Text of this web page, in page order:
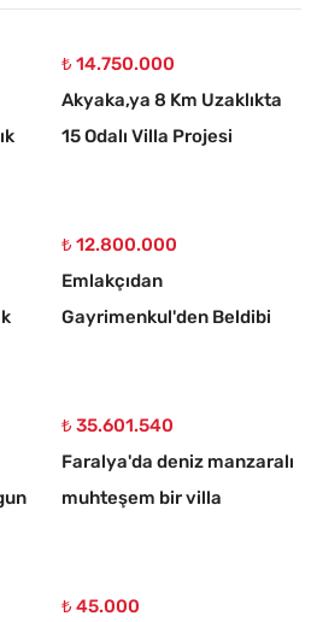
₺ 14.750.000
Akyaka,ya 8 Km Uzaklıkta
15 Odalı Villa Projesi
₺ 12.800.000
Emlakçıdan
Gayrimenkul'den Beldibi
₺ 35.601.540
Faralya'da deniz manzaralı
muhteşem bir villa
₺ 45.000